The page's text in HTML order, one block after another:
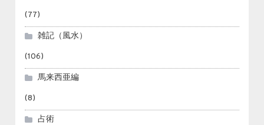
(77)
雑記（風水）
(106)
馬来西亜編
(8)
占術